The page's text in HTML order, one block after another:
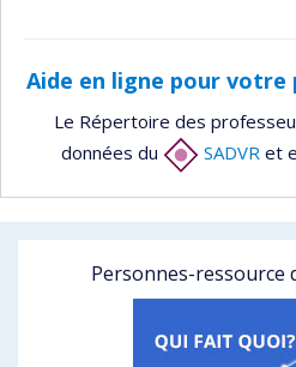
Aide en ligne pour votre
Le Répertoire des
données du
SADVR et
Personnes-ressource